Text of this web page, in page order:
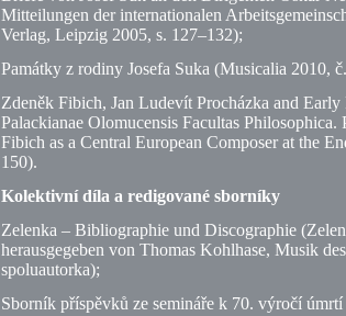
Mitteilungen der internationalen
Verlag, Leipzig 2005, s. 127–132);
Památky z rodiny Josefa Suka (Musicalia 2010, č.
Zdeněk Fibich, Jan Ludevít Procházka and
Palackianae Olomucensis Facultas
Fibich as a Central European Composer at the
150).
Kolektivní díla a redigované sborníky
Zelenka – Bibliographie und Discographie
herausgegeben von Thomas Kohlhase, Musik
spoluautorka);
Sborník příspěvků ze semináře k 70. výročí